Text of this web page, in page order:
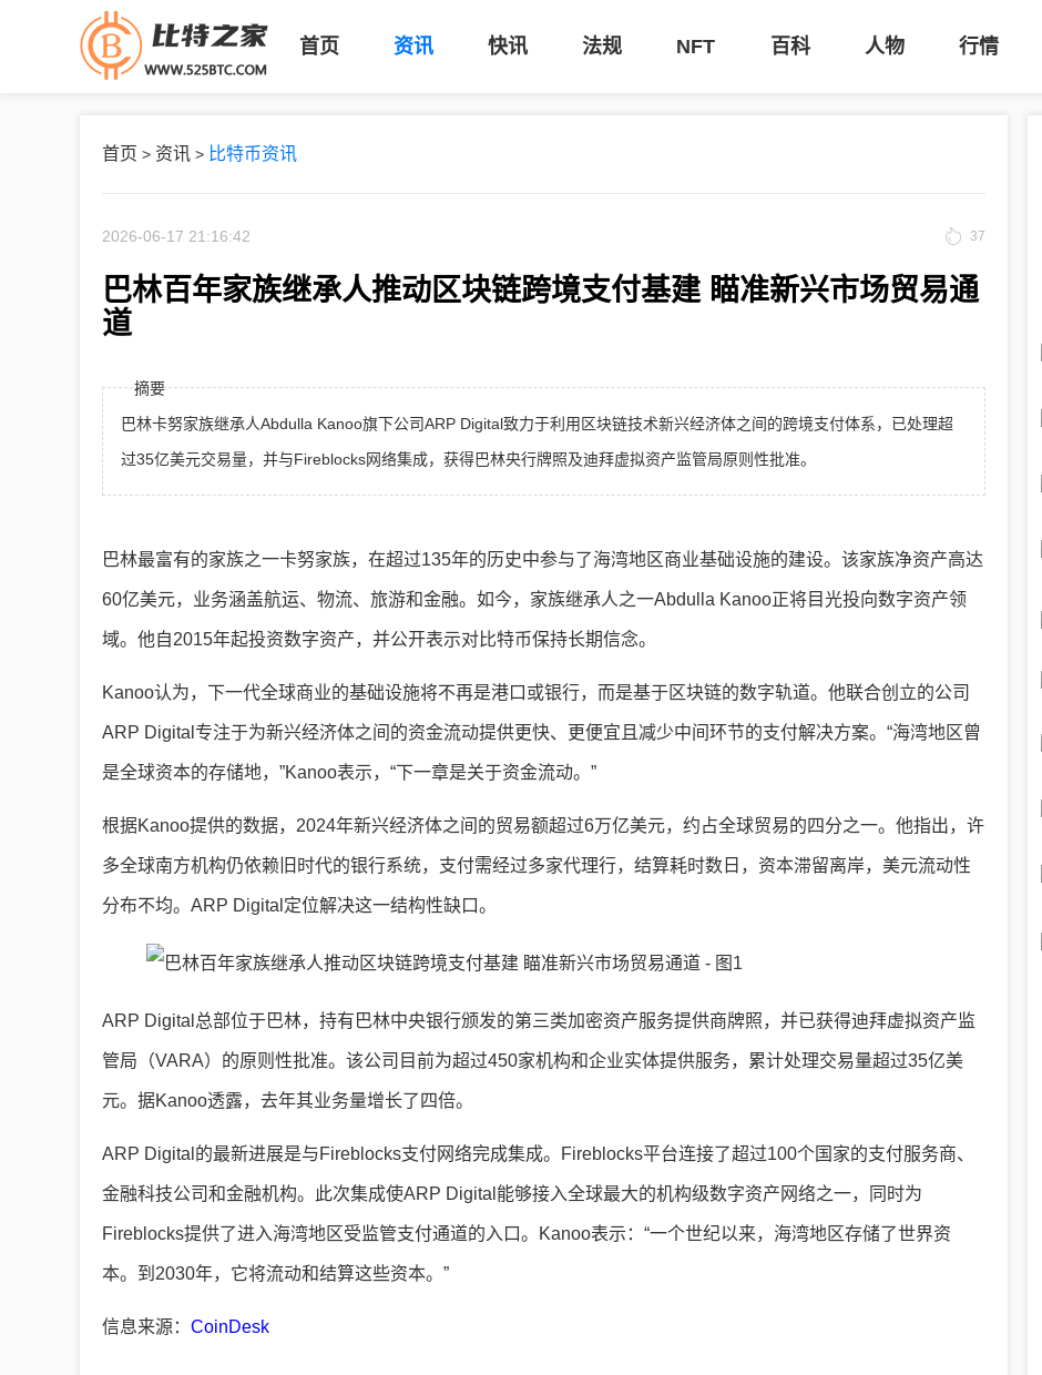
首页 资讯 快讯 法规 NFT 百科 人物 行情
首页 > 资讯 > 比特币资讯
2026-06-17 21:16:42 37
巴林百年家族继承人推动区块链跨境支付基建 瞄准新兴市场贸易通
道
摘要
巴林卡努家族继承人Abdulla Kanoo旗下公司ARP Digital致力于利用区块链技术新兴经济体之间的跨境支付体系，已处理超
过35亿美元交易量，并与Fireblocks网络集成，获得巴林央行牌照及迪拜虚拟资产监管局原则性批准。
巴林最富有的家族之一卡努家族，在超过135年的历史中参与了海湾地区商业基础设施的建设。该家族净资产高达
60亿美元，业务涵盖航运、物流、旅游和金融。如今，家族继承人之一Abdulla Kanoo正将目光投向数字资产领
域。他自2015年起投资数字资产，并公开表示对比特币保持长期信念。
Kanoo认为，下一代全球商业的基础设施将不再是港口或银行，而是基于区块链的数字轨道。他联合创立的公司
ARP Digital专注于为新兴经济体之间的资金流动提供更快、更便宜且减少中间环节的支付解决方案。“海湾地区曾
是全球资本的存储地，”Kanoo表示，“下一章是关于资金流动。”
根据Kanoo提供的数据，2024年新兴经济体之间的贸易额超过6万亿美元，约占全球贸易的四分之一。他指出，许
多全球南方机构仍依赖旧时代的银行系统，支付需经过多家代理行，结算耗时数日，资本滞留离岸，美元流动性
分布不均。ARP Digital定位解决这一结构性缺口。
ARP Digital总部位于巴林，持有巴林中央银行颁发的第三类加密资产服务提供商牌照，并已获得迪拜虚拟资产监
管局（VARA）的原则性批准。该公司目前为超过450家机构和企业实体提供服务，累计处理交易量超过35亿美
元。据Kanoo透露，去年其业务量增长了四倍。
ARP Digital的最新进展是与Fireblocks支付网络完成集成。Fireblocks平台连接了超过100个国家的支付服务商、
金融科技公司和金融机构。此次集成使ARP Digital能够接入全球最大的机构级数字资产网络之一，同时为
Fireblocks提供了进入海湾地区受监管支付通道的入口。Kanoo表示：“一个世纪以来，海湾地区存储了世界资
本。到2030年，它将流动和结算这些资本。”
信息来源： CoinDesk